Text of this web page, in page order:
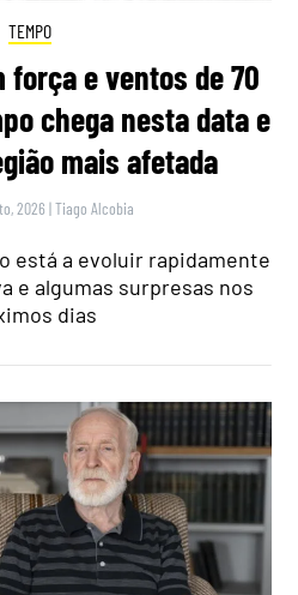
TEMPO
força e ventos de 70
chega nesta data e
mais afetada
2026 |Tiago Alcobia
está a evoluir rapidamente
e algumas surpresas nos
dias